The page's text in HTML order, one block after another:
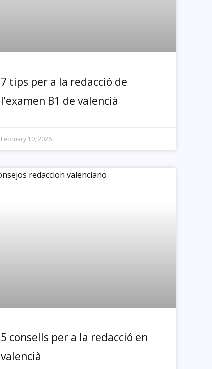
7 tips per a la redacció de
l’examen B1 de valencià
February 10, 2026
5 consells per a la redacció en
valencià